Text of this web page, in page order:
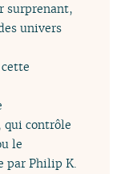
surprenant,
univers
qui contrôle
le
par Philip K.